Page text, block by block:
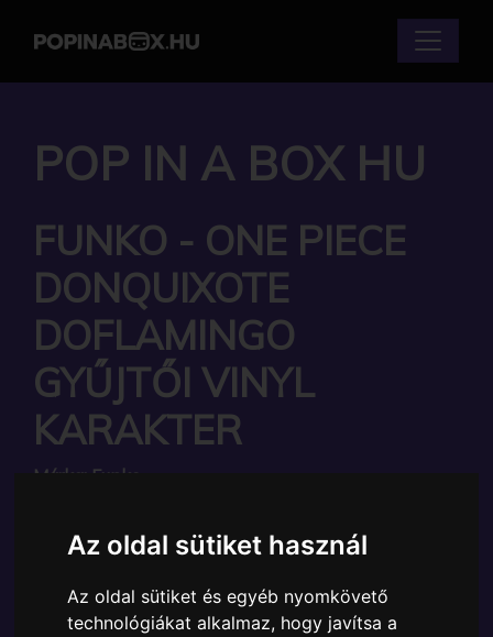
Az oldal sütiket használ
Az oldal sütiket és egyéb nyomkövető
technológiákat alkalmaz, hogy javítsa a
POP IN A BOX HU
FUNKO - ONE PIECE
DONQUIXOTE
DOFLAMINGO
GYŰJTŐI VINYL
KARAKTER
Márka: Funko
Ára:6890 Ft
A Funko POP - Anime & Manga egyik népszerű
terméke a Funko - One Piece Donquixote